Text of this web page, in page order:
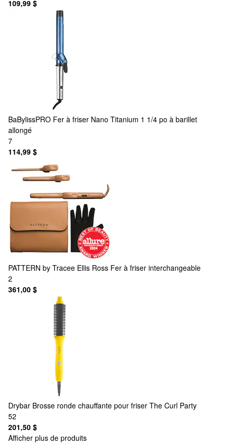
109,99 $
BaBylissPRO Fer à friser Nano Titanium 1 1/4 po à barillet
allongé
7
114,99 $
PATTERN by Tracee Ellis Ross Fer à friser interchangeable
2
361,00 $
Drybar Brosse ronde chauffante pour friser The Curl Party
52
201,50 $
Afficher plus de produits